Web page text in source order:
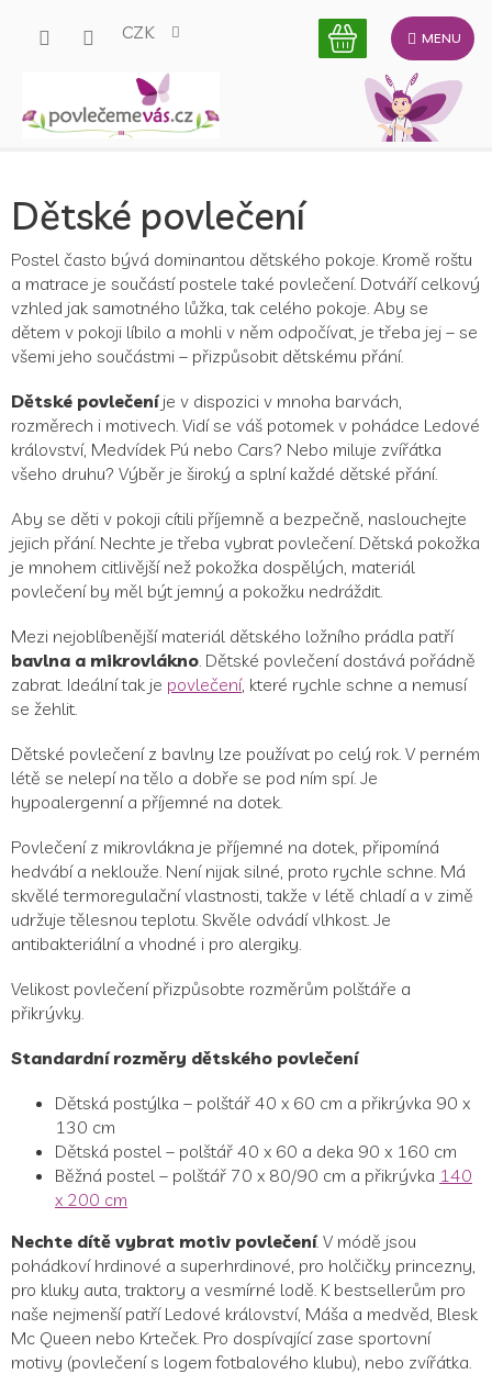
CZK
Dětské povlečení
Postel často bývá dominantou dětského pokoje. Kromě roštu
a matrace je součástí postele také povlečení. Dotváří celkový
vzhled jak samotného lůžka, tak celého pokoje. Aby se
dětem v pokoji líbilo a mohli v něm odpočívat, je třeba jej – se
všemi jeho součástmi – přizpůsobit dětskému přání.
Dětské povlečeníje v dispozici v mnoha barvách,
rozměrech i motivech. Vidí se váš potomek v pohádce Ledové
království, Medvídek Pú nebo Cars? Nebo miluje zvířátka
všeho druhu? Výběr je široký a splní každé dětské přání.
Aby se děti v pokoji cítili příjemně a bezpečně, naslouchejte
jejich přání. Nechte je třeba vybrat povlečení. Dětská pokožka
je mnohem citlivější než pokožka dospělých, materiál
povlečení by měl být jemný a pokožku nedráždit.
Mezi nejoblíbenější materiál dětského ložního prádla patří
bavlna a mikrovlákno . Dětské povlečení dostává pořádně
zabrat. Ideální tak je povlečení, které rychle schne a nemusí
se žehlit.
Dětské povlečení z bavlny lze používat po celý rok. V perném
létě se nelepí na tělo a dobře se pod ním spí. Je
hypoalergenní a příjemné na dotek.
Povlečení z mikrovlákna je příjemné na dotek, připomíná
hedvábí a neklouže. Není nijak silné, proto rychle schne. Má
skvělé termoregulační vlastnosti, takže v létě chladí a v zimě
udržuje tělesnou teplotu. Skvěle odvádí vlhkost. Je
antibakteriální a vhodné i pro alergiky.
Velikost povlečení přizpůsobte rozměrům polštáře a
přikrývky.
Standardní rozměry dětského povlečení
Dětská postýlka – polštář 40 x 60 cm a přikrývka 90 x
130 cm
Dětská postel – polštář 40 x 60 a deka 90 x 160 cm
Běžná postel – polštář 70 x 80/90 cm a přikrývka 140
x 200 cm
Nechte dítě vybrat motiv povlečení. V módě jsou
pohádkoví hrdinové a superhrdinové, pro holčičky princezny,
pro kluky auta, traktory a vesmírné lodě. K bestsellerům pro
naše nejmenší patří Ledové království, Máša a medvěd, Blesk
Mc Queen nebo Krteček. Pro dospívající zase sportovní
motivy (povlečení s logem fotbalového klubu), nebo zvířátka.